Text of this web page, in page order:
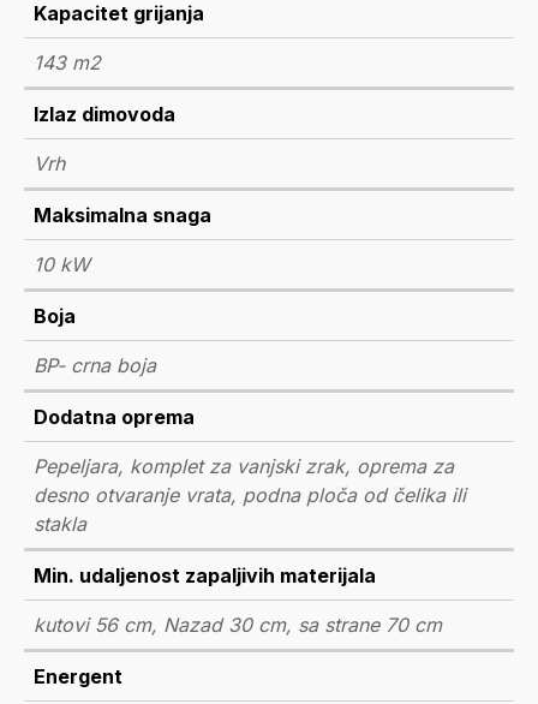
Kapacitet grijanja
143 m2
Izlaz dimovoda
Vrh
Maksimalna snaga
10 kW
Boja
BP- crna boja
Dodatna oprema
Pepeljara, komplet za vanjski zrak, oprema za
desno otvaranje vrata, podna ploča od čelika ili
stakla
Min. udaljenost zapaljivih materijala
kutovi 56 cm, Nazad 30 cm, sa strane 70 cm
Energent